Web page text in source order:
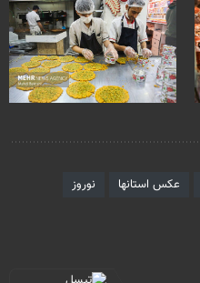
عکس استانها
نوروز